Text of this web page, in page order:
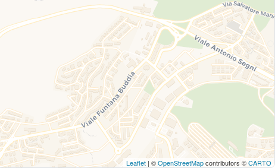
Leaflet | ©OpenStreetMapcontributors ©CARTO